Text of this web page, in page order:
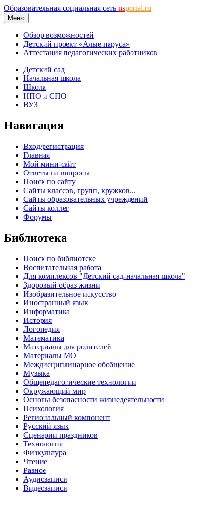
Образовательная социальная сеть nsportal.ru
Меню
Обзор возможностей
Детский проект «Алые паруса»
Аттестация педагогических работников
Детский сад
Начальная школа
Школа
НПО и СПО
ВУЗ
Навигация
Вход/регистрация
Главная
Мой мини-сайт
Ответы на вопросы
Поиск по сайту
Сайты классов, групп, кружков...
Сайты образовательных учреждений
Сайты коллег
Форумы
Библиотека
Поиск по библиотеке
Воспитательная работа
Для комплексов "Детский сад-начальная школа"
Здоровый образ жизни
Изобразительное искусство
Иностранный язык
Информатика
История
Логопедия
Математика
Материалы для родителей
Материалы МО
Междисциплинарное обобщение
Музыка
Общепедагогические технологии
Окружающий мир
Основы безопасности жизнедеятельности
Психология
Региональный компонент
Русский язык
Сценарии праздников
Технология
Физкультура
Чтение
Разное
Аудиозаписи
Видеозаписи